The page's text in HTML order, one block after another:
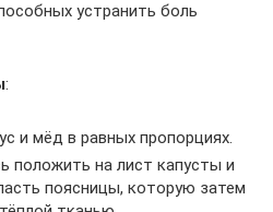
устранить боль
:
и мёд в равных пропорциях.
положить на лист капусты и
поясницы, которую затем